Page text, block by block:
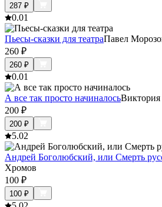
287 ₽
0.01
Пьесы-сказки для театраПавел
260 ₽
260 ₽
0.01
А все так просто начиналосьВиктория
200 ₽
200 ₽
5.02
Андрей Боголюбский, или Смерть
Хромов
100 ₽
100 ₽